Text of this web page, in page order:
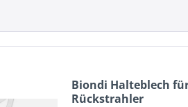
Biondi Halteblech
Rückstrahler